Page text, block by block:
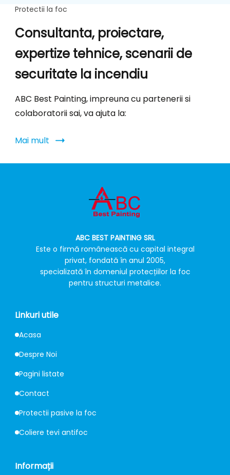
Protectii la foc
Consultanta, proiectare,
expertize tehnice, scenarii de
securitate la incendiu
ABC Best Painting, impreuna cu partenerii si
colaboratorii sai, va ajuta la:
Mai mult
ABC BEST PAINTING SRL
Este o firmă românească cu capital integral
privat, fondată în anul 2005,
specializată în domeniul protecțiilor la foc
pentru structuri metalice.
Linkuri utile
Acasa
Despre Noi
Pagini listate
Contact
Protectii pasive la foc
Coliere tevi antifoc
Informații